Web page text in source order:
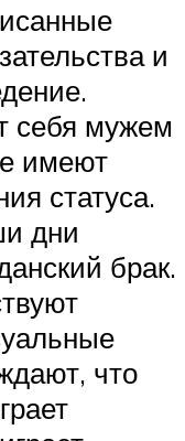
и
себя мужем
имеют
статуса.
дни
брак.
что